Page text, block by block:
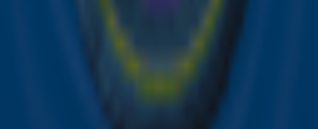
Sky Radio FM-frequenties per regio